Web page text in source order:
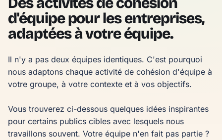
d'équipe pour les entreprises,
adaptées à votre équipe.
Il n'y a pas deux équipes identiques. C'est pourquoi
nous adaptons chaque activité de cohésion d'équipe à
votre groupe, à votre contexte et à vos objectifs.
Vous trouverez ci-dessous quelques idées inspirantes
pour certains publics cibles avec lesquels nous
travaillons souvent. Votre équipe n'en fait pas partie ?